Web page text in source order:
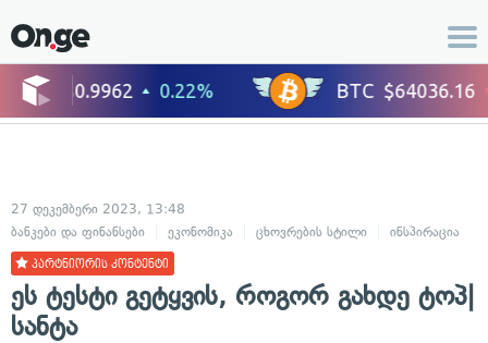
27 დეკემბერი 2023, 13:48
ბანკები და ფინანსები
ეკონომიკა ცხოვრების სტილი ინსპირაცია
პარტნიორის კონტენტი
ეს ტესტი გეტყვის, როგორ გახდე ტოპ|
სანტა